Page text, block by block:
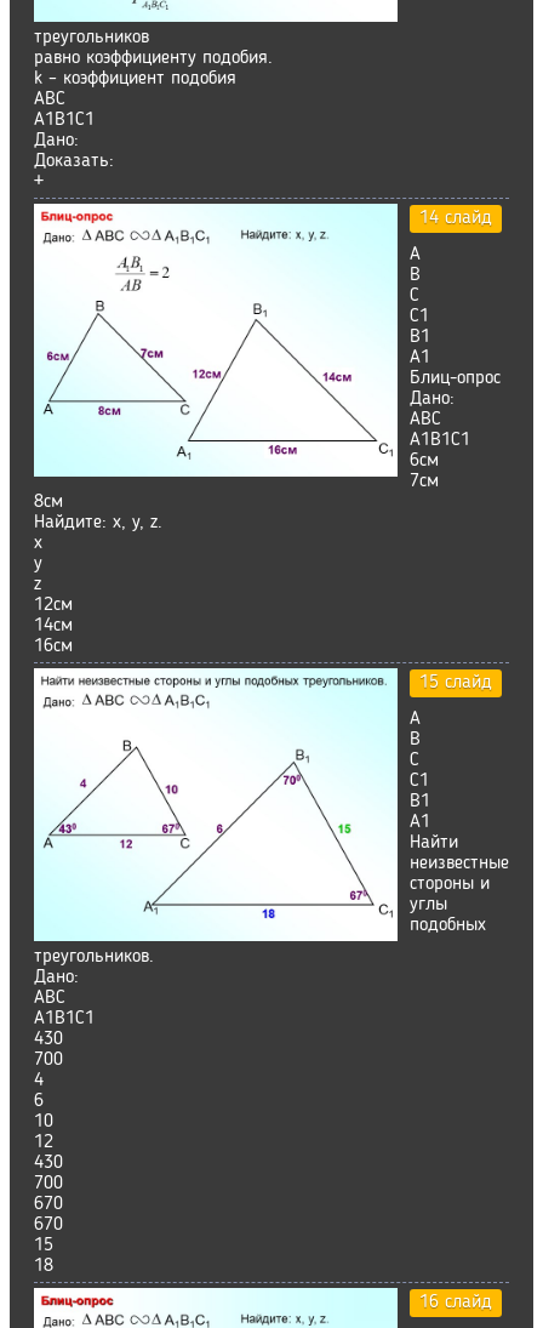
треугольников
равно коэффициенту подобия.
k – коэффициент подобия
ABC
A1B1C1
Дано:
Доказать:
+
14 слайд
А
В
С
С1
В1
А1
Блиц-опрос
Дано:
ABC
А1В1С1
6см
7см
8см
Найдите: х, у, z.
х
у
z
12см
14см
16см
15 слайд
А
В
С
С1
В1
А1
Найти
неизвестные
стороны и
углы
подобных
треугольников.
Дано:
ABC
А1В1С1
430
700
4
6
10
12
430
700
670
670
15
18
16 слайд